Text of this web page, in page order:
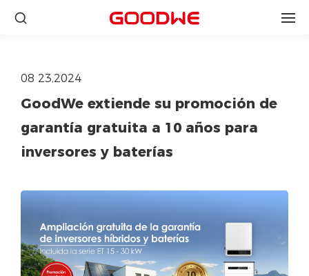
08 23,2024
GoodWe extiende su promoción de
garantía gratuita a 10 años para
inversores y baterías